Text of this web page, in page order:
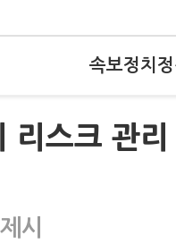
속보정치
리스크 관
시